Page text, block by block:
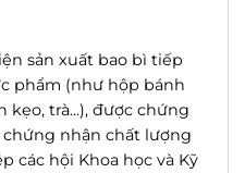
sản xuất bao bì tiếp
phẩm (như hộp bánh
kẹo, trà...), được chứng
nhận chất lượng
các hội Khoa học và Kỹ